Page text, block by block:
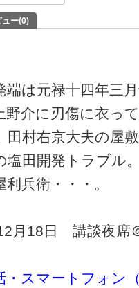
ュー(0)
は元禄十四年三
野介に刃傷に衣っ
田村右京大夫の屋
塩田開発トラブル
兵衛・・・。
月18日 講談夜席
・スマートフォン